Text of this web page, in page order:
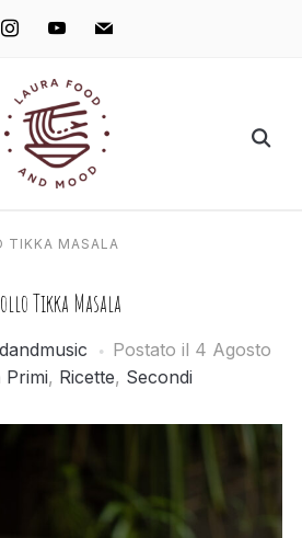
instagramyoutube mail
TIKKA MASALA
Tikka Masala
Postato il 4 Agosto
Primi, Ricette, Secondi